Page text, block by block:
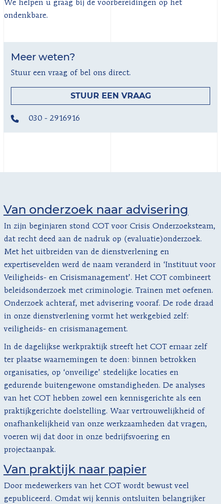
We helpen u graag bij de voorbereidingen op het
ondenkbare.
Meer weten?
Stuur een vraag of bel ons direct.
STUUR EEN VRAAG
030 - 2916916
Van onderzoek naar advisering
In zijn beginjaren stond COT voor Crisis Onderzoeksteam,
dat recht deed aan de nadruk op (evaluatie)onderzoek.
Met het uitbreiden van de dienstverlening en
expertisevelden werd de naam veranderd in ‘Instituut voor
Veiligheids- en Crisismanagement’. Het COT combineert
beleidsonderzoek met criminologie. Trainen met oefenen.
Onderzoek achteraf, met advisering vooraf. De rode draad
in onze dienstverlening vormt het werkgebied zelf:
veiligheids- en crisismanagement.
In de dagelijkse werkpraktijk streeft het COT ernaar zelf
ter plaatse waarnemingen te doen: binnen betrokken
organisaties, op ‘onveilige’ stedelijke locaties en
gedurende buitengewone omstandigheden. De analyses
van het COT hebben zowel een kennisgerichte als een
praktijkgerichte doelstelling. Waar vertrouwelijkheid of
onafhankelijkheid van onze werkzaamheden dat vragen,
voeren wij dat door in onze bedrijfsvoering en
projectaanpak.
Van praktijk naar papier
Door medewerkers van het COT wordt bewust veel
gepubliceerd. Omdat wij kennis ontsluiten belangrijker